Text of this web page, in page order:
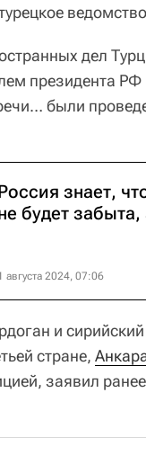
дел
президента
были
знает,
будет
августа 2024, 07:06
и
стране,
заявил